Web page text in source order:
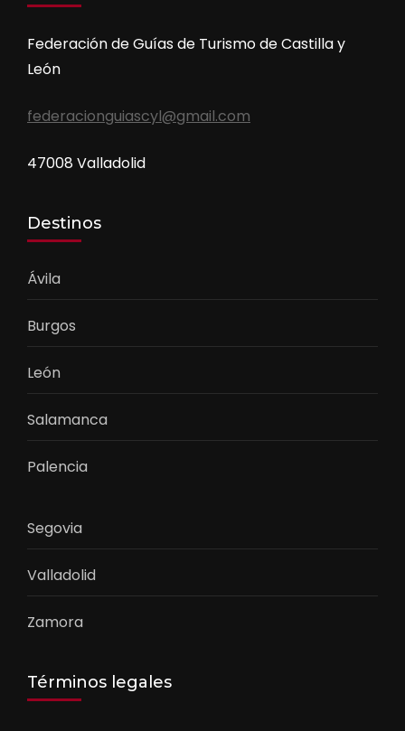
Federación de Guías de Turismo de Castilla y
León
federacionguiascyl@gmail.com
47008 Valladolid
Destinos
Ávila
Burgos
León
Salamanca
Palencia
Segovia
Valladolid
Zamora
Términos legales